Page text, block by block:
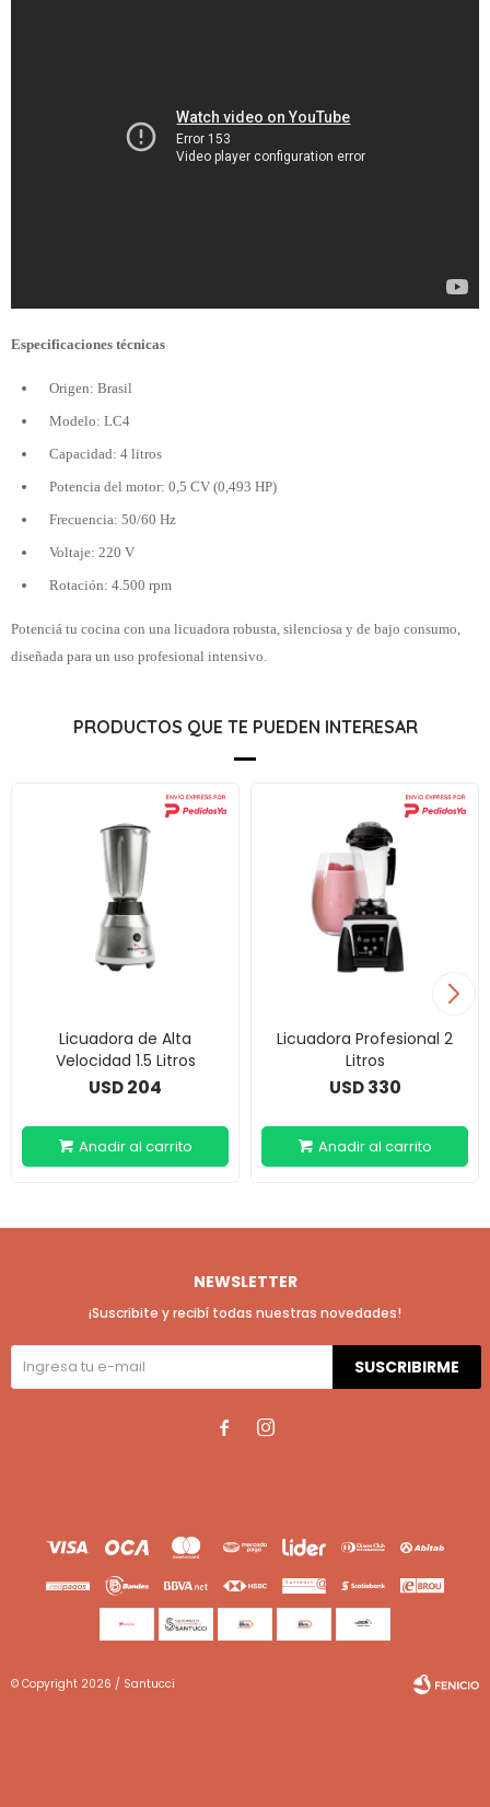
Especificaciones técnicas
Origen: Brasil
Modelo: LC4
Capacidad: 4 litros
Potencia del motor: 0,5 CV (0,493 HP)
Frecuencia: 50/60 Hz
Voltaje: 220 V
Rotación: 4.500 rpm
Potenciá tu cocina con una licuadora robusta, silenciosa y de bajo consumo,
diseñada para un uso profesional intensivo.
PRODUCTOS QUE TE PUEDEN INTERESAR
Licuadora de Alta
Velocidad 1.5 Litros
USD204
Licuadora Profesional 2
Litros
USD 330
NEWSLETTER
¡Suscribite y recibí todas nuestras novedades!
SUSCRIBIRME
 
© Copyright 2026 / Santucci